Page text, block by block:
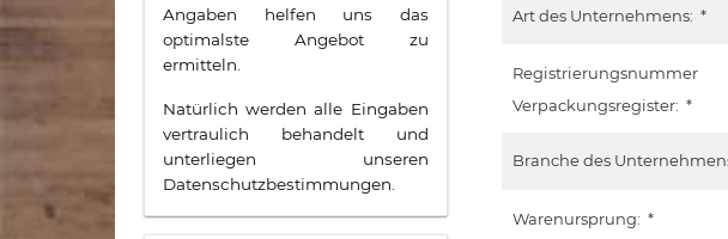
Angaben helfen uns das
optimalste Angebot zu
ermitteln.
Natürlich werden alle Eingaben
vertraulich behandelt und
unterliegen unseren
Datenschutzbestimmungen.
Art des Unternehmens: *
Registrierungsnummer
Verpackungsregister: *
Branche des
Warenursprung: *